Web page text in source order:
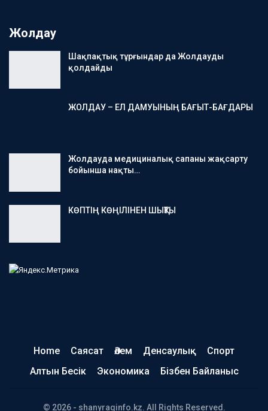
Жолдау
Шақпақтық тұрғындар да Жолдауды
қолдайды
ЖОЛДАУ – ЕЛ ДАМУЫНЫҢ БАҒЫТ-БАҒДАРЫ
Жолдауда медициналық сапаны жақсарту
бойынша нақты…
КӨПТІҢ КӨҢІЛІНЕН ШЫҚТЫ
Home Саясат Әлем Денсаулық
Спорт
Алтын Бесік
Экономика Бізбен Байланыс
© 2026 - shanyraqinfo.kz. All Rights Reserved.